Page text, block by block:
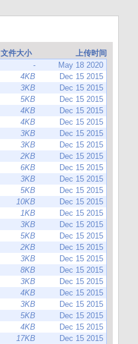
文件大小
上传时间
-
May 18 2020
4KB
Dec 15 2015
3KB
Dec 15 2015
5KB
Dec 15 2015
4KB
Dec 15 2015
4KB
Dec 15 2015
3KB
Dec 15 2015
3KB
Dec 15 2015
2KB
Dec 15 2015
6KB
Dec 15 2015
3KB
Dec 15 2015
5KB
Dec 15 2015
10KB
Dec 15 2015
1KB
Dec 15 2015
3KB
Dec 15 2015
5KB
Dec 15 2015
2KB
Dec 15 2015
3KB
Dec 15 2015
8KB
Dec 15 2015
3KB
Dec 15 2015
4KB
Dec 15 2015
3KB
Dec 15 2015
5KB
Dec 15 2015
4KB
Dec 15 2015
17KB
Dec 15 2015